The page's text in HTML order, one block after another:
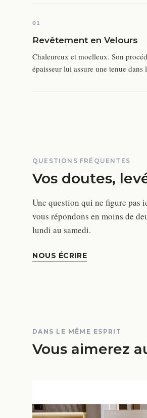
01
Revêtement en Velours
Chaleureux et moelleux. Son
épaisseur lui assure une tenue dans
QUESTIONS FRÉQUENTES
Vos doutes,
Une question qui ne figure pas
vous répondons en moins de
lundi au samedi.
NOUS ÉCRIRE
DANS LE MÊME ESPRIT
Vous aimerez